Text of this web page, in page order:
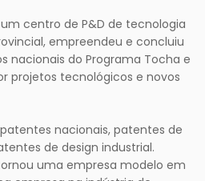
centro de P&D de tecnologia
empreendeu e concluiu
nacionais do Programa Tocha e
projetos tecnológicos e novos
nacionais, patentes de
de design industrial.
uma empresa modelo em